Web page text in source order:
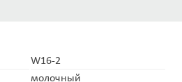
W16-2
молочный